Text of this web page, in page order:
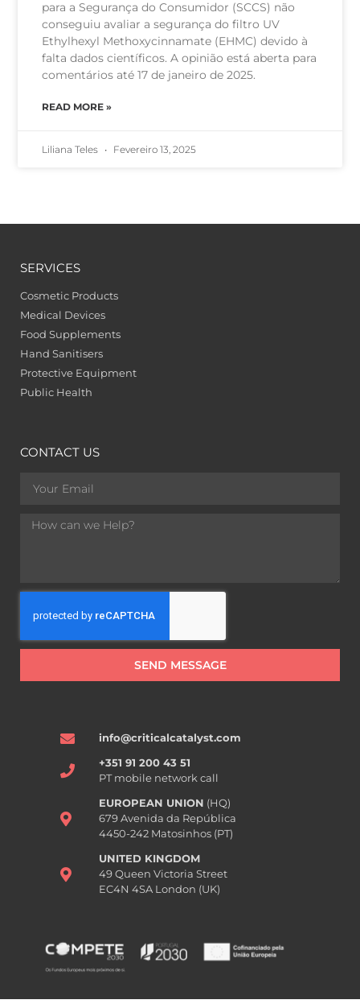
para a Segurança do Consumidor (SCCS) não
conseguiu avaliar a segurança do filtro UV
Ethylhexyl Methoxycinnamate (EHMC) devido à
falta dados científicos. A opinião está aberta para
comentários até 17 de janeiro de 2025.
READ MORE »
Liliana Teles Fevereiro 13, 2025
SERVICES
Cosmetic Products
Medical Devices
Food Supplements
Hand Sanitisers
Protective Equipment
Public Health
CONTACT US
SEND MESSAGE
info@criticalcatalyst.com
+351 91 200 43 51
PT mobile network call
EUROPEAN UNION (HQ)
679 Avenida da República
4450-242 Matosinhos (PT)
UNITED KINGDOM
49 Queen Victoria Street
EC4N 4SA London (UK)